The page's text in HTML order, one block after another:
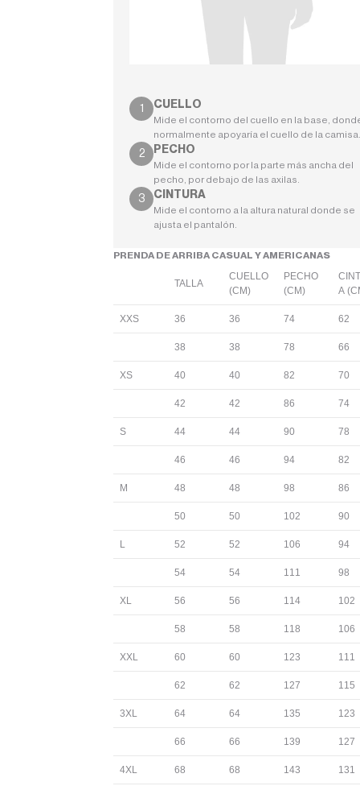
CUELLO
Mide el contorno del cuello en la base,
normalmente apoyaría el cuello de la camisa.
PECHO
Mide el contorno por la parte más ancha del
pecho, por debajo de las axilas.
CINTURA
Mide el contorno a la altura natural donde se
ajusta el pantalón.
PRENDA DE ARRIBA CASUAL Y AMERICANAS
TALLA
CUELLO
(CM)
PECHO
(CM)
A
XXS 36 36 74 62
38 38 78 66
XS 40 40 82 70
42 42 86 74
S 44 44 90 78
46 46 94 82
M 48 48 98 86
50 50 102 90
L 52 52 106 94
54 54 111 98
XL 56 56 114 102
58 58 118 106
XXL 60 60 123 111
62 62 127 115
3XL 64 64 135 123
66 66 139 127
4XL 68 68 143 131